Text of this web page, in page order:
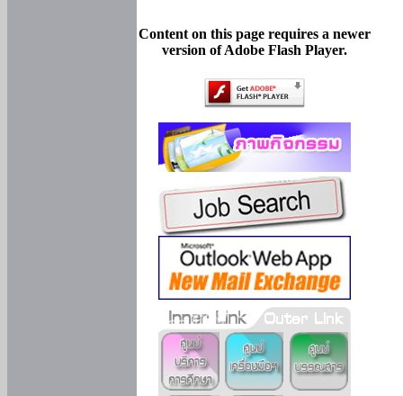
Content on this page requires a newer
version of Adobe Flash Player.